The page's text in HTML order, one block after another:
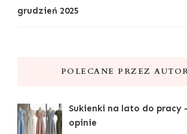
grudzień 2025
POLECANE PRZEZ
Sukienki na lato do pracy
opinie